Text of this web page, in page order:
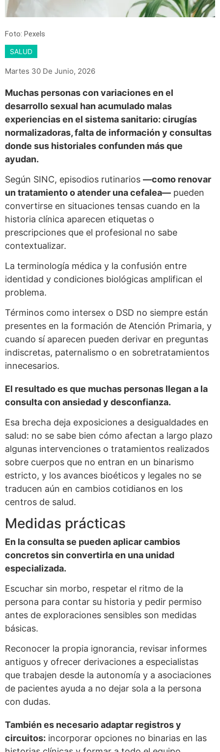
Foto: Pexels
SALUD
Martes 30 De Junio, 2026
Muchas personas con variaciones en el
desarrollo sexual han acumulado malas
experiencias en el sistema sanitario: cirugías
normalizadoras, falta de información y consultas
donde sus historiales confunden más que
ayudan.
Según SINC, episodios rutinarios —como renovar
un tratamiento o atender una cefalea— pueden
convertirse en situaciones tensas cuando en la
historia clínica aparecen etiquetas o
prescripciones que el profesional no sabe
contextualizar.
La terminología médica y la confusión entre
identidad y condiciones biológicas amplifican el
problema.
Términos como intersex o DSD no siempre están
presentes en la formación de Atención Primaria, y
cuando sí aparecen pueden derivar en preguntas
indiscretas, paternalismo o en sobretratamientos
innecesarios.
El resultado es que muchas personas llegan a la
consulta con ansiedad y desconfianza.
Esa brecha deja exposiciones a desigualdades en
salud: no se sabe bien cómo afectan a largo plazo
algunas intervenciones o tratamientos realizados
sobre cuerpos que no entran en un binarismo
estricto, y los avances bioéticos y legales no se
traducen aún en cambios cotidianos en los
centros de salud.
Medidas prácticas
En la consulta se pueden aplicar cambios
concretos sin convertirla en una unidad
especializada.
Escuchar sin morbo, respetar el ritmo de la
persona para contar su historia y pedir permiso
antes de exploraciones sensibles son medidas
básicas.
Reconocer la propia ignorancia, revisar informes
antiguos y ofrecer derivaciones a especialistas
que trabajen desde la autonomía y a asociaciones
de pacientes ayuda a no dejar sola a la persona
con dudas.
También es necesario adaptar registros y
circuitos: incorporar opciones no binarias en las